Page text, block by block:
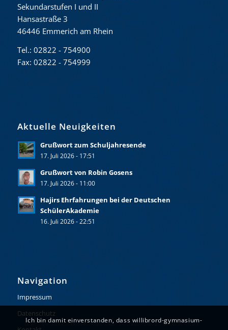
Sekundarstufen I und II
Hansastraße 3
46446 Emmerich am Rhein
Tel.: 02822 - 754900
Fax: 02822 - 754999
Aktuelle Neuigkeiten
Grußwort zum Schuljahresende
17. Juli 2026 - 17:51
Grußwort von Robin Gosens
17. Juli 2026 - 11:00
Hajirs Ehrfahrungen bei der Deutschen
SchülerAkademie
16. Juli 2026 - 22:51
Navigation
Impressum
Datenschutz
Ich bin damit einverstanden, dass willibrord-gymnasium-